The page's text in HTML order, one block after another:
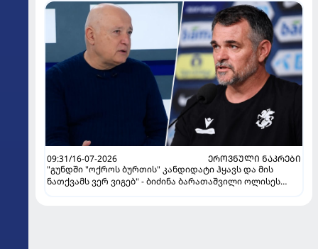
09:31/16-07-2026
ᲔᲠᲝᲕᲜᲣᲚᲘ ᲜᲐᲙᲠᲔᲑᲘ
"გუნდში "ოქროს ბურთის" კანდიდატი ჰყავს და მის
ნათქვამს ვერ ვიგებ" - ბიძინა ბარათაშვილი ოლისეს